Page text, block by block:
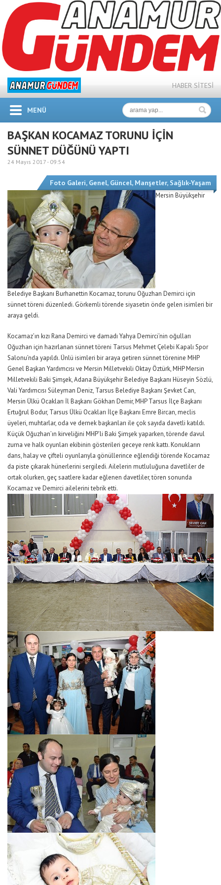
HABER SİTESİ
MENÜ
BAŞKAN KOCAMAZ TORUNU İÇİN
SÜNNET DÜĞÜNÜ YAPTI
24 Mayıs 2017 - 09:54
Foto Galeri, Genel, Güncel, Manşetler, Sağlık-Yaşam
Mersin Büyükşehir
Belediye Başkanı Burhanettin Kocamaz, torunu Oğuzhan Demirci için
sünnet töreni düzenledi. Görkemli törende siyasetin önde gelen isimleri bir
araya geldi.
Kocamaz’ın kızı Rana Demirci ve damadı Yahya Demirci’nin oğulları
Oğuzhan için hazırlanan sünnet töreni Tarsus Mehmet Çelebi Kapalı Spor
Salonu’nda yapıldı. Ünlü isimleri bir araya getiren sünnet törenine MHP
Genel Başkan Yardımcısı ve Mersin Milletvekili Oktay Öztürk, MHP Mersin
Milletvekili Baki Şimşek, Adana Büyükşehir Belediye Başkanı Hüseyin Sözlü,
Vali Yardımcısı Süleyman Deniz, Tarsus Belediye Başkanı Şevket Can,
Mersin Ülkü Ocakları İl Başkanı Gökhan Demir, MHP Tarsus İlçe Başkanı
Ertuğrul Bodur, Tarsus Ülkü Ocakları İlçe Başkanı Emre Bircan, meclis
üyeleri, muhtarlar, oda ve dernek başkanları ile çok sayıda davetli katıldı.
Küçük Oğuzhan’ın kirveliğini MHP’li Baki Şimşek yaparken, törende davul
zurna ve halk oyunları ekibinin gösterileri geceye renk kattı. Konukların
dans, halay ve çifteli oyunlarıyla gönüllerince eğlendiği törende Kocamaz
da piste çıkarak hünerlerini sergiledi. Ailelerin mutluluğuna davetliler de
ortak olurken, geç saatlere kadar eğlenen davetliler, tören sonunda
Kocamaz ve Demirci ailelerini tebrik etti.